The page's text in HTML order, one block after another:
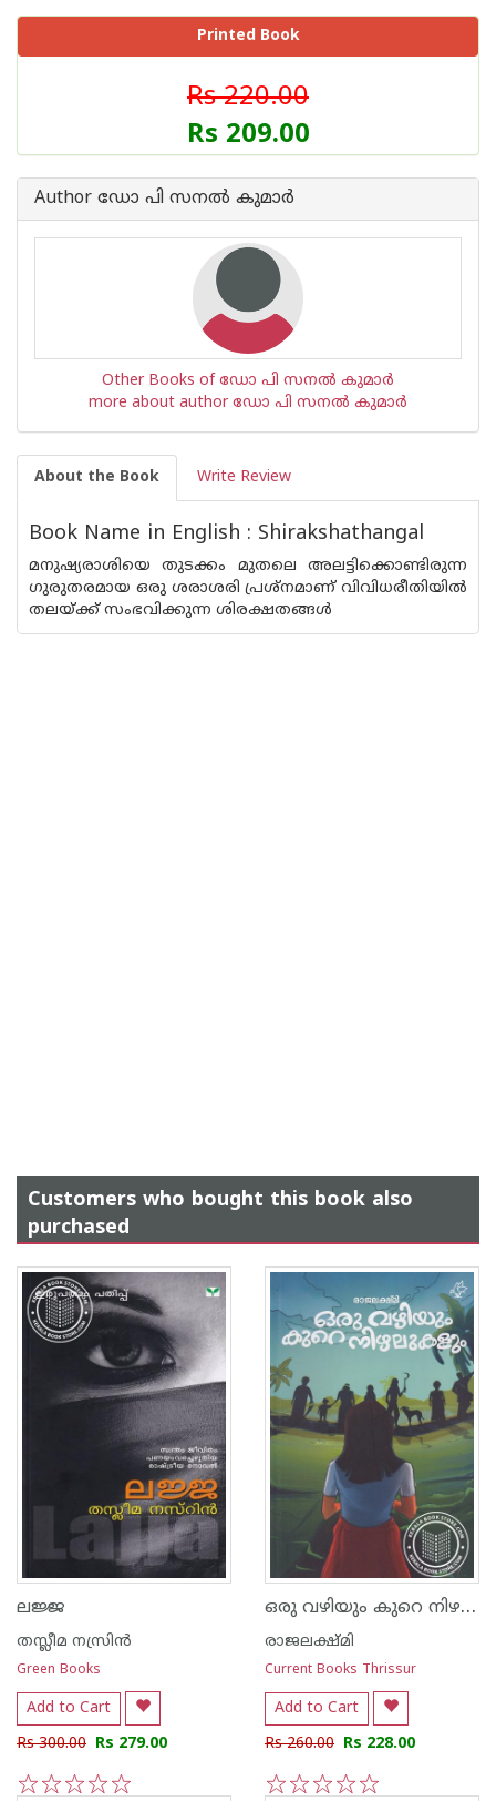
Printed Book
Rs 220.00
Rs 209.00
Author ഡോ പി സനല്‍ കുമാര്‍
Other Books of ഡോ പി സനല്‍ കുമാര്‍
more about author ഡോ പി സനല്‍ കുമാര്‍
About the Book Write Review
Book Name in English : Shirakshathangal
മനുഷ്യരാശിയെ തുടക്കം മുതലെ അലട്ടിക്കൊണ്ടിരുന്ന
ഗുരുതരമായ ഒരു ശരാശരി പ്രശ്നമാണ് വിവിധരീതിയില്‍
തലയ്ക്ക് സംഭവിക്കുന്ന ശിരക്ഷതങ്ങള്‍
Customers who bought this book also
purchased
ലജ്ജ
തസ്ലീമ നസ്രിന്‍
Green Books
Add to Cart
Rs 300.00 Rs 279.00
ഒരു വഴിയും കുറെ നിഴലുകളും
രാജലക്ഷ്മി
Current Books Thrissur
Add to Cart
Rs 260.00 Rs 228.00